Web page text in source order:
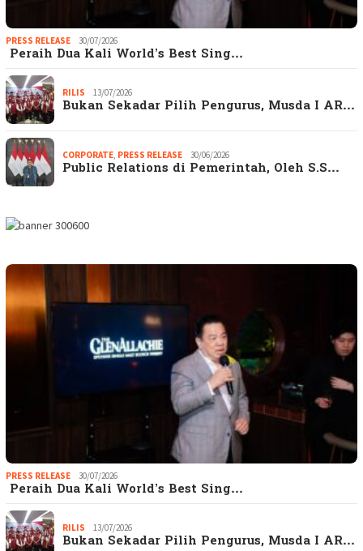
PRESS RELEASE 30/07/2026
Peraih Dua Kali World’s Best Sing…
RILIS 13/07/2026
Bukan Sekadar Pilih Pengurus, Musda I AR…
CORPORATE PRESS RELEASE 30/06/2026
Public Relations di Pemerintah, Oleh S.S…
PRESS RELEASE 30/07/2026
Peraih Dua Kali World’s Best Sing…
RILIS 13/07/2026
Bukan Sekadar Pilih Pengurus, Musda I AR…